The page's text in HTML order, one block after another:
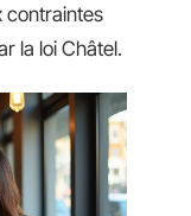
contraintes
la loi Châtel.